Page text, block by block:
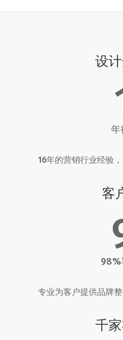
设
年
16年的营销行业经验
客
98%
专业为客户提供品牌
千